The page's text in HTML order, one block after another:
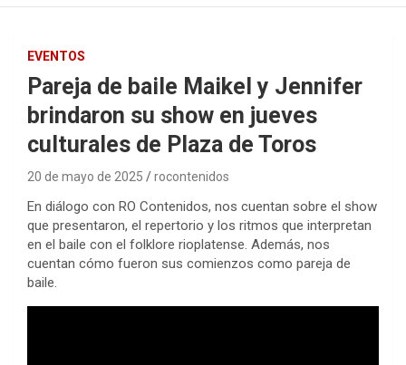
EVENTOS
Pareja de baile Maikel y Jennifer
brindaron su show en jueves
culturales de Plaza de Toros
20 de mayo de 2025 rocontenidos
En diálogo con RO Contenidos, nos cuentan sobre el show
que presentaron, el repertorio y los ritmos que interpretan
en el baile con el folklore rioplatense. Además, nos
cuentan cómo fueron sus comienzos como pareja de
baile.